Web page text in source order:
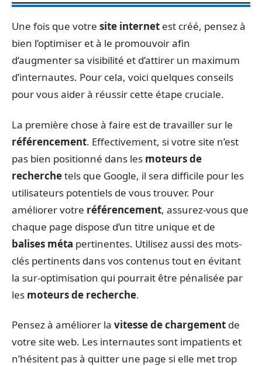
Une fois que votre site internet est créé, pensez à
bien l’optimiser et à le promouvoir afin
d’augmenter sa visibilité et d’attirer un maximum
d’internautes. Pour cela, voici quelques conseils
pour vous aider à réussir cette étape cruciale.
La première chose à faire est de travailler sur le
référencement. Effectivement, si votre site n’est
pas bien positionné dans les moteurs de
recherchetels que Google, il sera difficile pour les
utilisateurs potentiels de vous trouver. Pour
améliorer votre référencement, assurez-vous que
chaque page dispose d’un titre unique et de
balises méta pertinentes. Utilisez aussi des mots-
clés pertinents dans vos contenus tout en évitant
la sur-optimisation qui pourrait être pénalisée par
les moteurs de recherche.
Pensez à améliorer la vitesse de chargement de
votre site web. Les internautes sont impatients et
n’hésitent pas à quitter une page si elle met trop